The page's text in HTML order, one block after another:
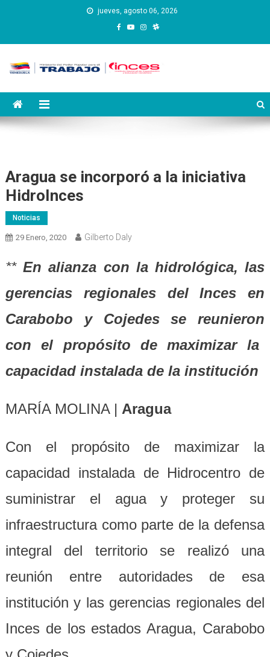
jueves, agosto 06, 2026
Instituto Nacional de
Capacitación y Educación
Aragua se incorporó a la iniciativa
HidroInces
Noticias
29 Enero, 2020 Gilberto Daly
**En alianza con la hidrológica, las
gerencias regionales del Inces en
Carabobo y Cojedesse reunieron
con el propósito de maximizar la
capacidad instalada de la institución
MARÍA MOLINA | Aragua
Con el propósito de maximizar la
capacidad instalada de Hidrocentro de
suministrar el agua y proteger su
infraestructura como parte de la defensa
integral del territorio se realizó una
reunión entre autoridades de esa
institución y las gerencias regionales del
Inces de los estados Aragua, Carabobo